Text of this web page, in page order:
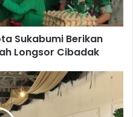
Sukabumi Berikan
Longsor Cibadak